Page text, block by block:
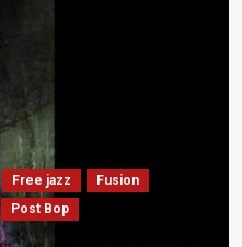
Free jazz
Fusion
Post Bop